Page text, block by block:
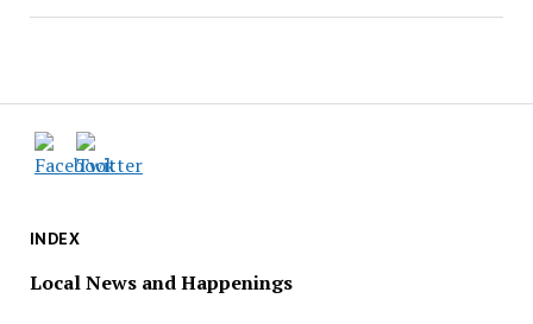
INDEX
Local News and Happenings